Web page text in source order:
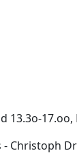
13.3o-17.oo,
Christoph